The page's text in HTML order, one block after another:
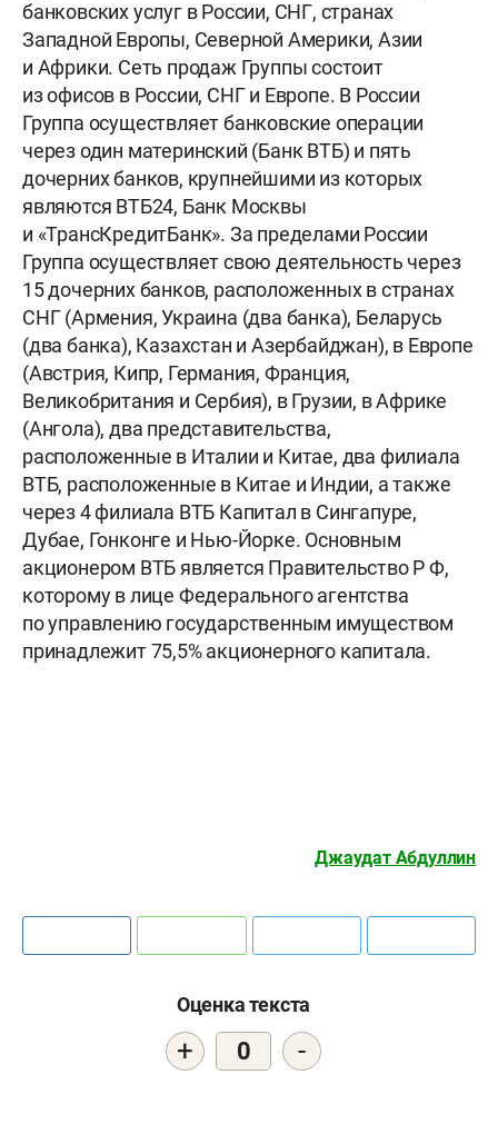
банковских услуг в России, СНГ, странах
Западной Европы, Северной Америки, Азии
и Африки. Cеть продаж Группы состоит
из офисов в России, СНГ и Европе. В России
Группа осуществляет банковские операции
через один материнский (Банк ВТБ) и пять
дочерних банков, крупнейшими из которых
являются ВТБ24, Банк Москвы
и «ТрансКредитБанк». За пределами России
Группа осуществляет свою деятельность через
15 дочерних банков, расположенных в странах
СНГ (Армения, Украина (два банка), Беларусь
(два банка), Казахстан и Азербайджан), в Европе
(Австрия, Кипр, Германия, Франция,
Великобритания и Сербия), в Грузии, в Африке
(Ангола), два представительства,
расположенные в Италии и Китае, два филиала
ВТБ, расположенные в Китае и Индии, а также
через 4 филиала ВТБ Капитал в Сингапуре,
Дубае, Гонконге и Нью-Йорке. Основным
акционером ВТБ является Правительство Р Ф,
которому в лице Федерального агентства
по управлению государственным имуществом
принадлежит 75,5% акционерного капитала.
Джаудат Абдуллин
Оценка текста
+ 0 -